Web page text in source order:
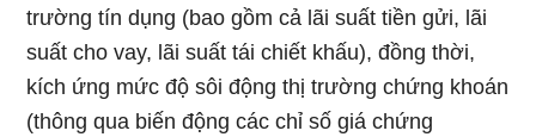
trường tín dụng (bao gồm cả lãi suất tiền gửi, lãi
suất cho vay, lãi suất tái chiết khấu), đồng thời,
kích ứng mức độ sôi động thị trường chứng khoán
(thông qua biến động các chỉ số giá chứng